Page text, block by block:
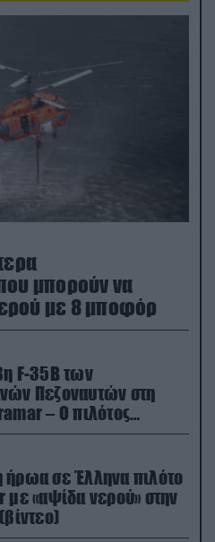
μπορούν να
με 8 μποφόρ
F-35B των
Πεζοναυτών στη
– Ο πιλότος
εγκαίρως
ήρωα σε Έλληνα πιλότο
με «αψίδα νερού» στην